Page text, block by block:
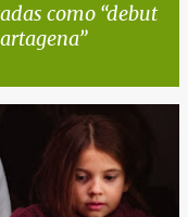
como debut